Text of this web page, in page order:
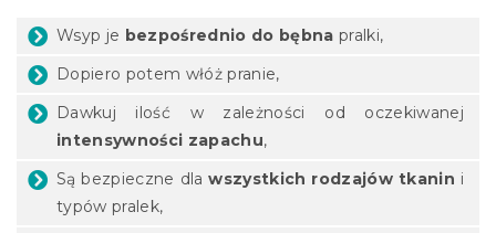
Wsyp je bezpośrednio do bębna pralki,
Dopiero potem włóż pranie,
Dawkuj ilość w zależności od oczekiwanej
intensywności zapachu,
Są bezpieczne dlawszystkich rodzajów tkanin i
typów pralek,